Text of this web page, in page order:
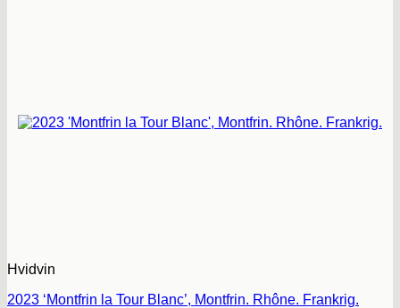
Hvidvin
2023 ‘Montfrin la Tour Blanc’, Montfrin. Rhône. Frankrig.